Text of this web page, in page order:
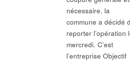
nécessaire, la
commune a décidé
reporter l’opération
mercredi. C’est
l’entreprise Objectif